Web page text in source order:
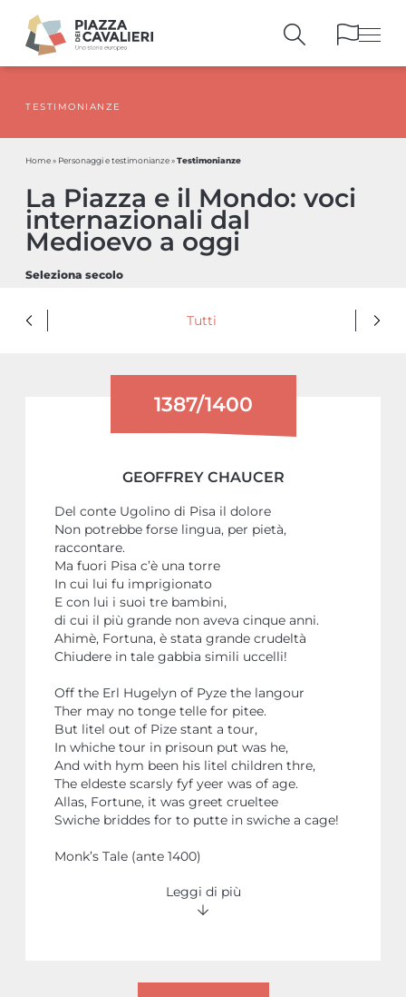
PUBBLICAZIONI
E STRUMENTI
PERCORSIE PRENOTAZIONI
TESTIMONIANZE
Home» Personaggi e testimonianze»Testimonianze
La Piazza e il Mondo: voci
internazionali dal
Medioevo a oggi
Seleziona secolo
Tutti
1387/1400
GEOFFREY CHAUCER
Del conte Ugolino di Pisa il dolore
Non potrebbe forse lingua, per pietà,
raccontare.
Ma fuori Pisa c’è una torre
In cui lui fu imprigionato
E con lui i suoi tre bambini,
di cui il più grande non aveva cinque anni.
Ahimè, Fortuna, è stata grande crudeltà
Chiudere in tale gabbia simili uccelli!
Off the Erl Hugelyn of Pyze the langour
Ther may no tonge telle for pitee.
But litel out of Pize stant a tour,
In whiche tour in prisoun put was he,
And with hym been his litel children thre,
The eldeste scarsly fyf yeer was of age.
Allas, Fortune, it was greet crueltee
Swiche briddes for to putte in swiche a cage!
Monk’s Tale (ante 1400)
Leggi di più